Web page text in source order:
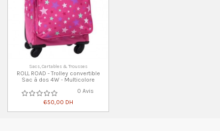
Sacs, Cartables & Trousses
ROLL ROAD - Trolley convertible
Sac à dos 4W - Multicolore
0 Avis
650,00 DH